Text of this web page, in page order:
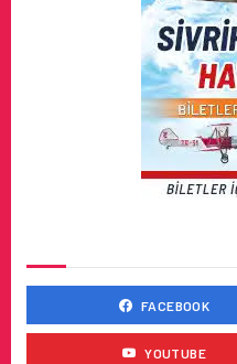
FACEBOOK
YOUTUBE